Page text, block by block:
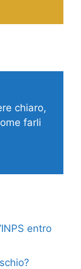
chiaro,
farli
entro